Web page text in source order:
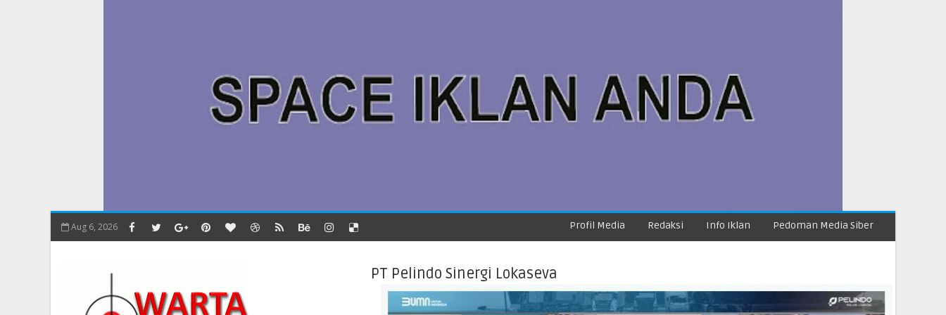
Aug 6, 2026 Profil Media Redaksi Info Iklan Pedoman Media Siber
PT Pelindo Sinergi Lokaseva